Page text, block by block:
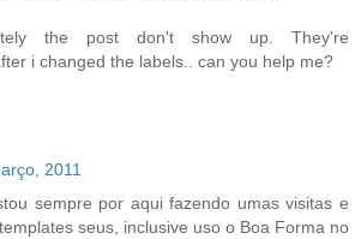
the post don't show up. They're
i changed the labels.. can you help me?
2011
sempre por aqui fazendo umas visitas e
seus, inclusive uso o Boa Forma no